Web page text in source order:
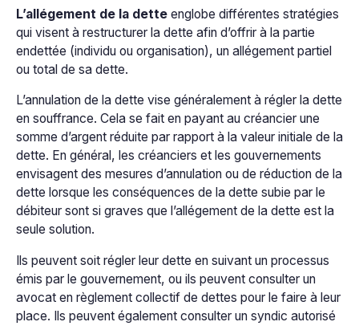
L’allégement de la dette englobe différentes stratégies
qui visent à restructurer la dette afin d’offrir à la partie
endettée (individu ou organisation), un allégement partiel
ou total de sa dette.
L’annulation de la dette vise généralement à régler la dette
en souffrance. Cela se fait en payant au créancier une
somme d’argent réduite par rapport à la valeur initiale de la
dette. En général, les créanciers et les gouvernements
envisagent des mesures d’annulation ou de réduction de la
dette lorsque les conséquences de la dette subie par le
débiteur sont si graves que l’allégement de la dette est la
seule solution.
Ils peuvent soit régler leur dette en suivant un processus
émis par le gouvernement, ou ils peuvent consulter un
avocat en règlement collectif de dettes pour le faire à leur
place. Ils peuvent également consulter un syndic autorisé